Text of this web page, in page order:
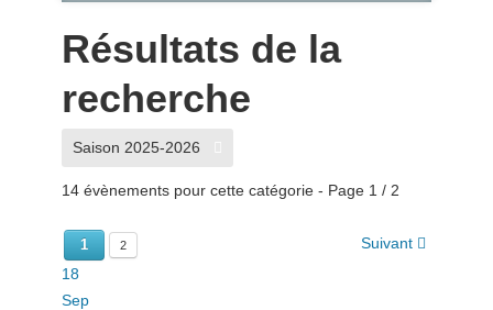
Résultats de la
recherche
Saison 2025-2026
14 évènements pour cette catégorie - Page 1 / 2
1 2
Suivant
18
Sep